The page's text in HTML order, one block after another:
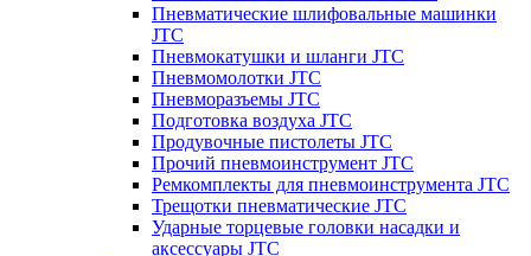
Пневматические шлифовальные машинки
JTC
Пневмокатушки и шланги JTC
Пневмомолотки JTC
Пневморазъемы JTC
Подготовка воздуха JTC
Продувочные пистолеты JTC
Прочий пневмоинструмент JTC
Ремкомплекты для пневмоинструмента JTC
Трещотки пневматические JTC
Ударные торцевые головки насадки и
аксессуары JTC